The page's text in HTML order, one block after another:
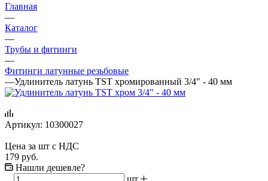
Главная
—
Каталог
—
Трубы и фитинги
—
Фитинги латунные резьбовые
—Удлинитель латунь TST хромированный 3/4" - 40 мм
Артикул: 10300027
Цена за шт с НДС
179 руб.
Нашли дешевле?
шт